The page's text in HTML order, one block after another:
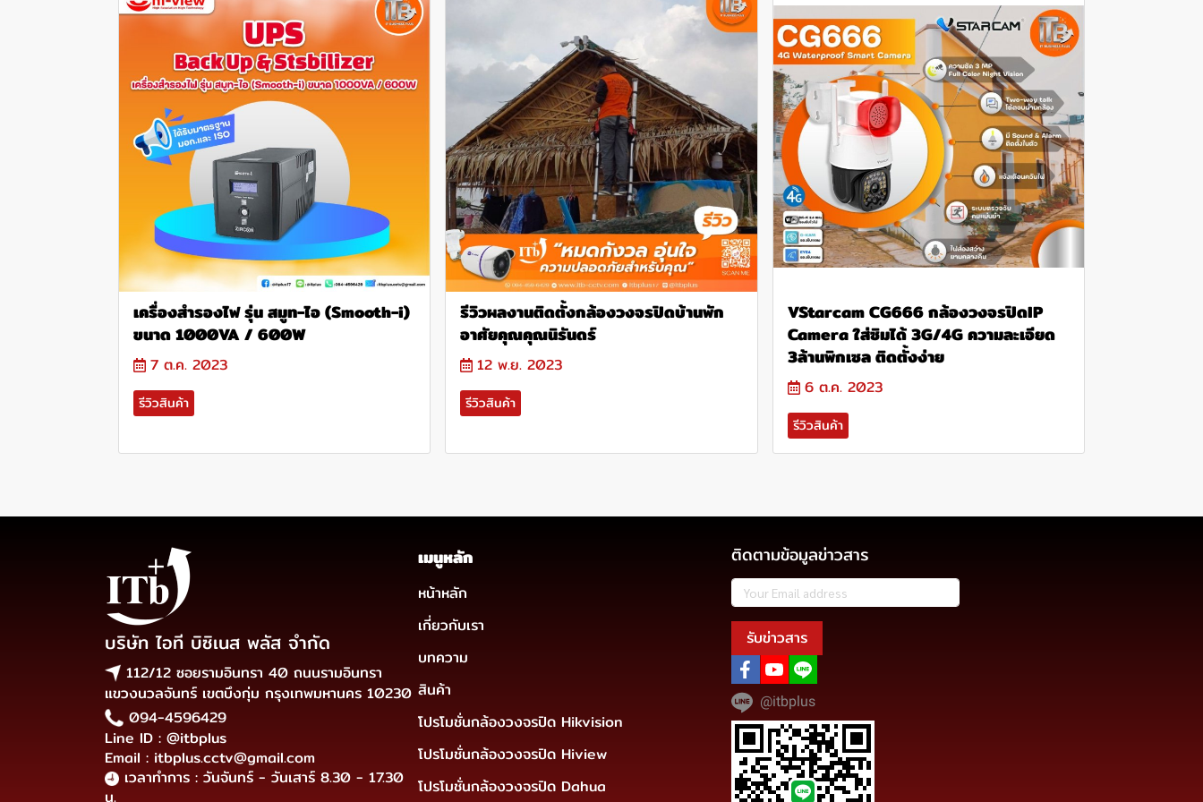
เครื่องสำรองไฟ รุ่น สมูท-ไอ (Smooth-i)
ขนาด 1000VA / 600W
7 ต.ค. 2023
รีวิวสินค้า
รีวิวผลงานติดตั้งกล้องวงจรปิดบ้านพัก
อาศัยคุณคุณนิรันดร์
12 พ.ย. 2023
รีวิวสินค้า
VStarcam CG666 กล้องวงจรปิดIP
Camera ใส่ซิมได้ 3G/4G ความละเอียด
3ล้านพิกเซล ติดตั้งง่าย
6 ต.ค. 2023
รีวิวสินค้า
บริษัท ไอที บิซิเนส พลัส จำกัด
112/12 ซอยรามอินทรา 40 ถนนรามอินทรา
แขวงนวลจันทร์ เขตบึงกุ่ม กรุงเทพมหานคร 10230
094-4596429
Line ID : @itbplus
Email : itbplus.cctv@gmail.com
เวลาทำการ : วันจันทร์ - วันเสาร์ 8.30 - 17.30
น.
เมนูหลัก
หน้าหลัก
เกี่ยวกับเรา
บทความ
สินค้า
โปรโมชั่นกล้องวงจรปิด Hikvision
โปรโมชั่นกล้องวงจรปิด Hiview
โปรโมชั่นกล้องวงจรปิด Dahua
ติดตามข้อมูลข่าวสาร
รับข่าวสาร
@itbplus